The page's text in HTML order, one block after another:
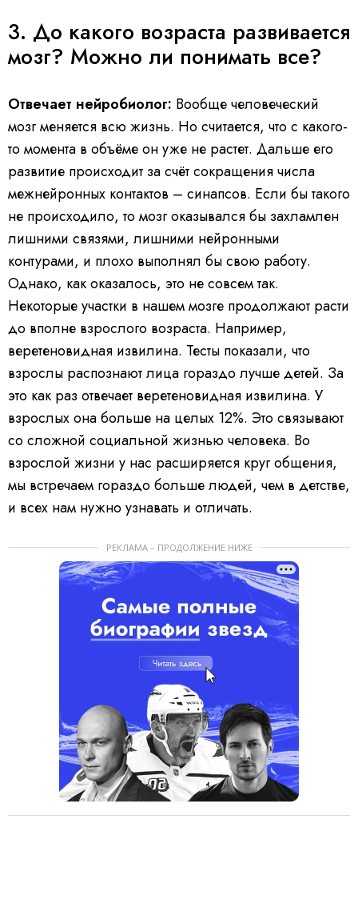
3. До какого возраста развивается
мозг? Можно ли понимать все?
Отвечает нейробиолог: Вообще человеческий
мозг меняется всю жизнь. Но считается, что с какого-
то момента в объёме он уже не растет. Дальше его
развитие происходит за счёт сокращения числа
межнейронных контактов – синапсов. Если бы такого
не происходило, то мозг оказывался бы захламлен
лишними связями, лишними нейронными
контурами, и плохо выполнял бы свою работу.
Однако, как оказалось, это не совсем так.
Некоторые участки в нашем мозге продолжают расти
до вполне взрослого возраста. Например,
веретеновидная извилина. Тесты показали, что
взрослы распознают лица гораздо лучше детей. За
это как раз отвечает веретеновидная извилина. У
взрослых она больше на целых 12%. Это связывают
со сложной социальной жизнью человека. Во
взрослой жизни у нас расширяется круг общения,
мы встречаем гораздо больше людей, чем в детстве,
и всех нам нужно узнавать и отличать.
РЕКЛАМА – ПРОДОЛЖЕНИЕ НИЖЕ